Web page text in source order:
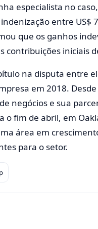
especialista no
entre US$
que os ganhos
contribuições iniciais
na disputa entre
em 2018.
negócios e sua
fim de abril, em
área em
para o setor.